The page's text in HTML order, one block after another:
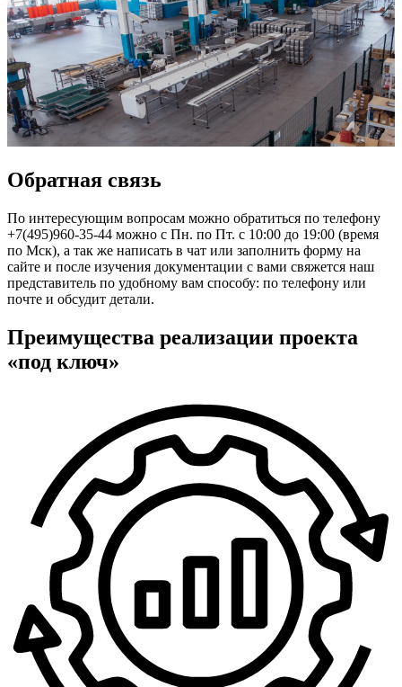
Обратная связь
По интересующим вопросам можно обратиться по телефону
+7(495)960-35-44 можно с Пн. по Пт. с 10:00 до 19:00 (время
по Мск), а так же написать в чат или заполнить форму на
сайте и после изучения документации с вами свяжется наш
представитель по удобному вам способу: по телефону или
почте и обсудит детали.
Преимущества реализации проекта
«под ключ»